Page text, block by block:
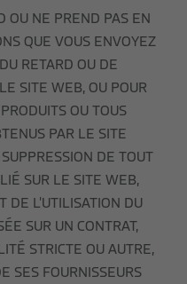
OU NE PREND PAS EN
QUE VOUS ENVOYEZ
RETARD OU DE
SITE WEB, OU POUR
OU TOUS
PAR LE SITE
DE TOUT
SUR LE SITE WEB,
DE L’UTILISATION DU
SUR UN CONTRAT,
STRICTE OU AUTRE,
SES FOURNISSEURS